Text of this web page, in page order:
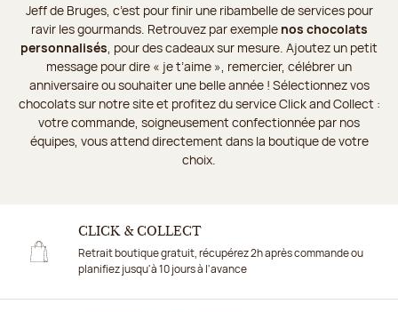
Jeff de Bruges, c’est pour finir une ribambelle de services pour
ravir les gourmands. Retrouvez par exemple nos chocolats
personnalisés , pour des cadeaux sur mesure. Ajoutez un petit
message pour dire « je t’aime », remercier, célébrer un
anniversaire ou souhaiter une belle année ! Sélectionnez vos
chocolats sur notre site et profitez du service Click and Collect :
votre commande, soigneusement confectionnée par nos
équipes, vous attend directement dans la boutique de votre
choix.
CLICK & COLLECT
Retrait boutique gratuit, récupérez 2h après commande ou
planifiez jusqu'à 10 jours à l'avance